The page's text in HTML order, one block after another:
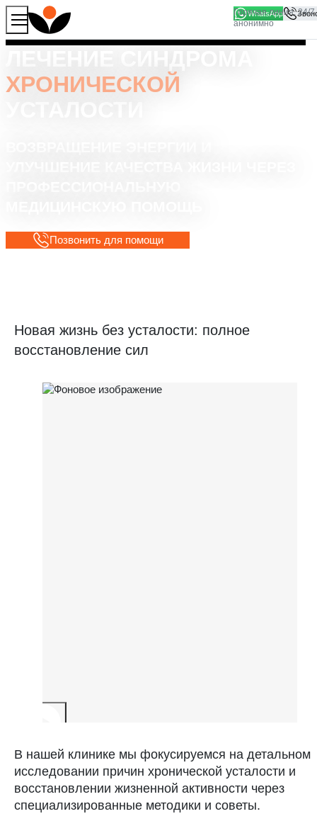
WhatsApp
ХРОНИЧЕСКОЙ
Позвонить для помощи
Новая жизнь без усталости: полное
восстановление сил
В нашей клинике мы фокусируемся на детальном
исследовании причин хронической усталости и
восстановлении жизненной активности через
специализированные методики и советы.
Продолжая работу с сайтом, вы соглашаетесь на то, что
мы используем файлы
Хорошо